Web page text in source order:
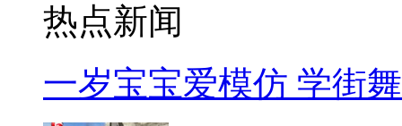
热点新闻
一岁宝宝爱模仿 学街